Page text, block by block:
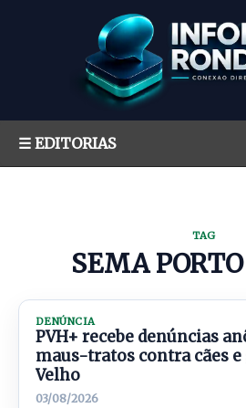
☰ EDITORIAS
TAG
SEMA
DENÚNCIA
PVH+ recebe denúncias
maus-tratos contra cães
Velho
03/08/2026